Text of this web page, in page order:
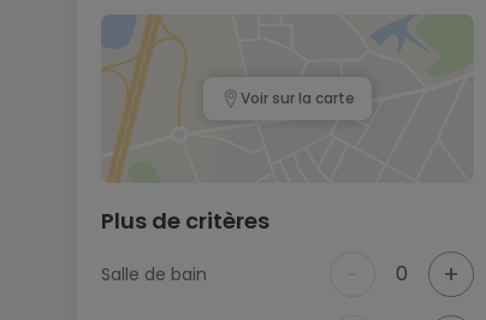
Voir sur la carte
Plus de critères
Salle de bain 0 +